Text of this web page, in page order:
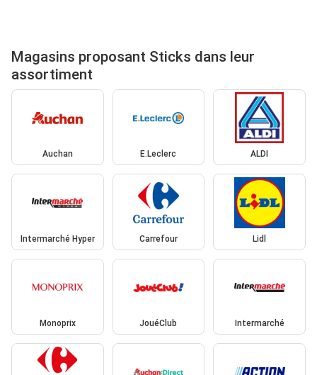
Magasins proposant Sticks dans leur
assortiment
Auchan E.Leclerc ALDI
Intermarché Hyper Carrefour Lidl
Monoprix JouéClub Intermarché